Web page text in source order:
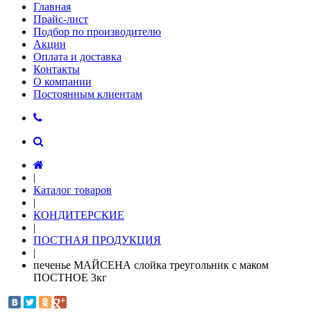
Главная
Прайс-лист
Подбор по производителю
Акции
Оплата и доставка
Контакты
О компании
Постоянным клиентам
|
Каталог товаров
|
КОНДИТЕРСКИЕ
|
ПОСТНАЯ ПРОДУКЦИЯ
|
печенье МАЙСЕНА слойка треугольник с маком
ПОСТНОЕ 3кг